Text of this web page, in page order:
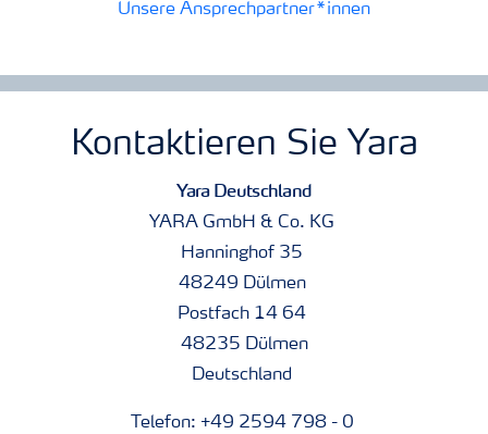
Unsere Ansprechpartner*innen
Kontaktieren Sie Yara
Yara Deutschland
YARA GmbH & Co. KG
Hanninghof 35
48249 Dülmen
Postfach 14 64
48235 Dülmen
Deutschland
Telefon: +49 2594 798 - 0